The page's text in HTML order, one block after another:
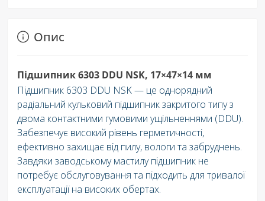
Опис
Підшипник 6303 DDU NSK, 17×47×14 мм
Підшипник 6303 DDU NSK — це однорядний
радіальний кульковий підшипник закритого типу з
двома контактними гумовими ущільненнями (DDU).
Забезпечує високий рівень герметичності,
ефективно захищає від пилу, вологи та забруднень.
Завдяки заводському мастилу підшипник не
потребує обслуговування та підходить для тривалої
експлуатації на високих обертах.